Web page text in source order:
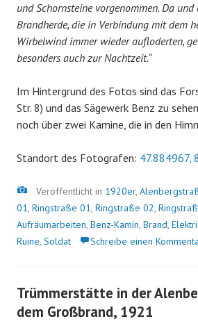
und Schornsteine vorgenommen. Da
Brandherde, die in Verbindung mit dem
Wirbelwind immer wieder aufloderten,
besonders auch zur Nachtzeit.“
Im Hintergrund des Fotos sind das
Str. 8) und das Sägewerk Benz zu
noch über zwei Kamine, die in den
Standort des Fotografen: 47.884967,
Bild
Veröffentlicht in 1920er,
01, Ringstraße 01, Ringstraße 02,
Aufräumarbeiten, Benz-Kamin, Brand,
Ruine, Soldat Schreibe einen
Trümmerstätte in der
dem Großbrand, 1921